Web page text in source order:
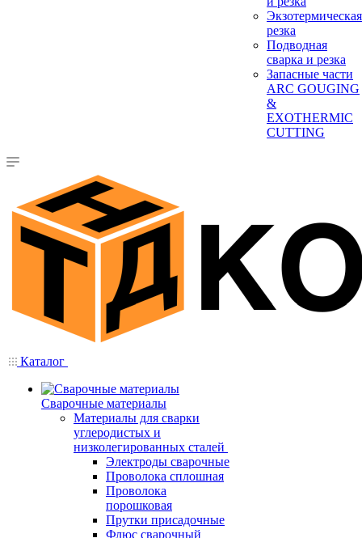
Экзотермическая
резка
Подводная
сварка и резка
Запасные части
ARC GOUGING
&
EXOTHERMIC
CUTTING
Каталог
Сварочные материалы
Материалы для сварки
углеродистых и
низколегированных сталей
Электроды сварочные
Проволока сплошная
Проволока
порошковая
Прутки присадочные
Флюс сварочный